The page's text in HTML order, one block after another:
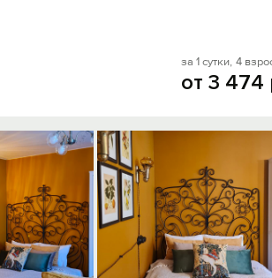
за 1 сутки, 4
от 3 474